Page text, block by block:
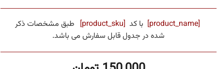
[product_name] با کد [product_sku]
طبق مشخصات ذکر
شده در جدول قابل سفارش می باشد.